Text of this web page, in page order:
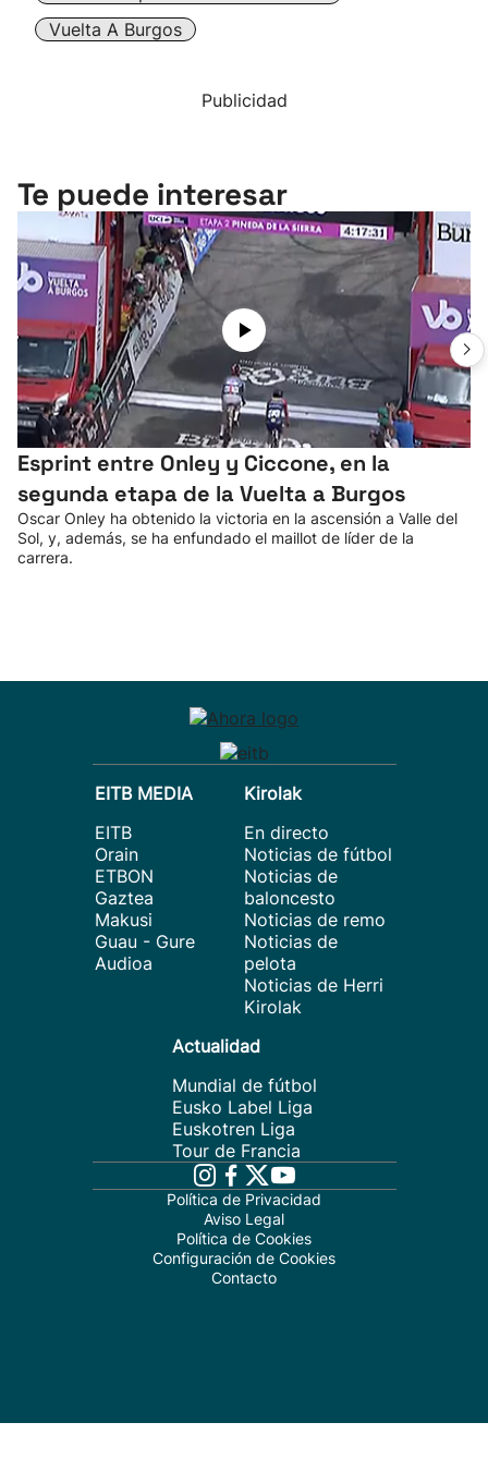
"Helmuga"
Vuelta A Burgos
Publicidad
Te puede interesar
Esprint entre Onley y Ciccone, en la
segunda etapa de la Vuelta a Burgos
Oscar Onley ha obtenido la victoria en la ascensión a Valle del
Sol, y, además, se ha enfundado el maillot de líder de la
carrera.
EITB MEDIA
EITB
Orain
ETBON
Gaztea
Makusi
Guau - Gure
Audioa
Kirolak
En directo
Noticias de fútbol
Noticias de
baloncesto
Noticias de remo
Noticias de
pelota
Noticias de Herri
Kirolak
Actualidad
Mundial de fútbol
Eusko Label Liga
Euskotren Liga
Tour de Francia
Política de Privacidad
Aviso Legal
Política de Cookies
Configuración de Cookies
Contacto